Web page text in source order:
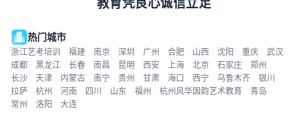
热门城市
浙江艺考培训 福建 南京 深圳 广州 合肥 山西 沈阳 重庆
武汉
成都
黑龙江 长春 南昌 昆明 西安 上海 北京 石家庄
郑州
长沙
天津 内蒙古 南宁 贵州 甘肃 海口 西宁 乌鲁木齐
银川
拉萨
杭州 河南 四川 山东 福州 杭州风华国韵艺术教育
青岛
常州
洛阳 大连